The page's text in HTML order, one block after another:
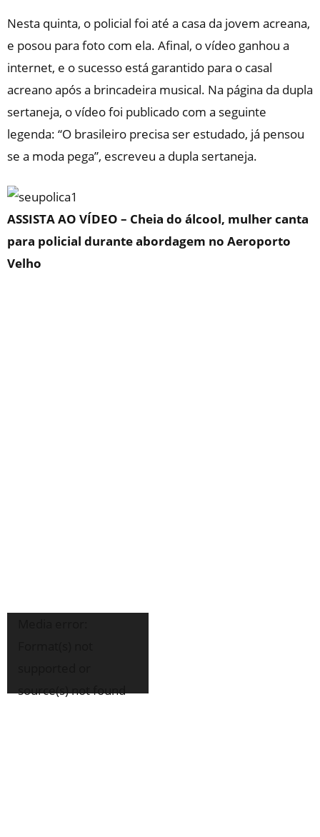
Nesta quinta, o policial foi até a casa da jovem acreana,
e posou para foto com ela. Afinal, o vídeo ganhou a
internet, e o sucesso está garantido para o casal
acreano após a brincadeira musical. Na página da dupla
sertaneja, o vídeo foi publicado com a seguinte
legenda: “O brasileiro precisa ser estudado, já pensou
se a moda pega”, escreveu a dupla sertaneja.
ASSISTA AO VÍDEO – Cheia do álcool, mulher canta
para policial durante abordagem no Aeroporto
Velho
source(s) not found